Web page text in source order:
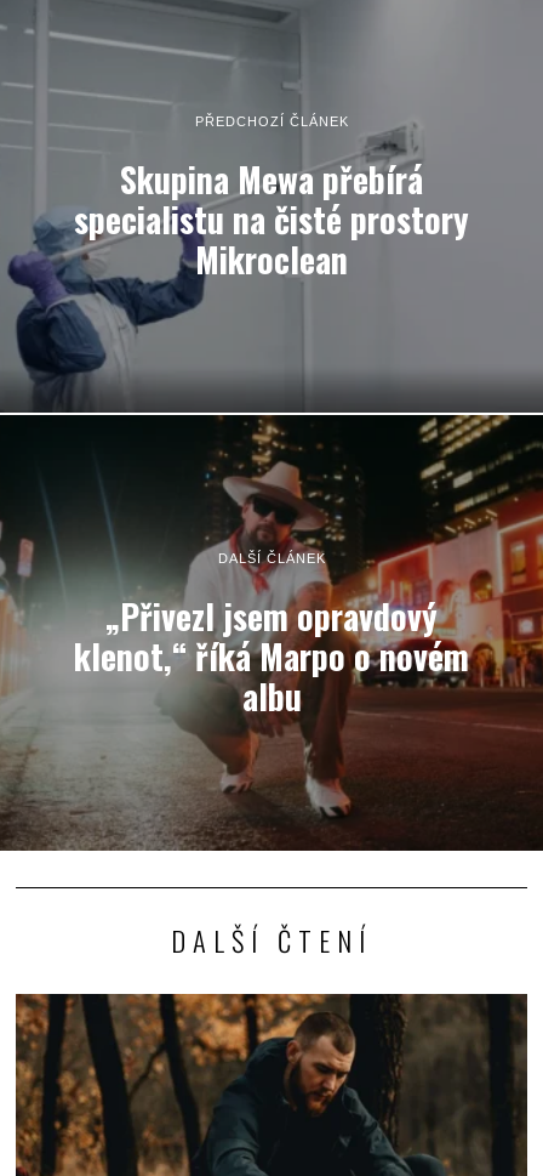
PŘEDCHOZÍ ČLÁNEK
Skupina Mewa přebírá
specialistu na čisté prostory
Mikroclean
DALŠÍ ČLÁNEK
„Přivezl jsem opravdový
klenot,“ říká Marpo o novém
albu
DALŠÍ ČTENÍ